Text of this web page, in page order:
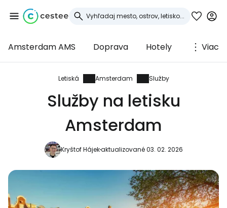
Amsterdam AMS Doprava Hotely Viac
Letiská Amsterdam Služby
Služby na letisku
Amsterdam
Kryštof Hájekaktualizované 03. 02. 2026
Prihláste sa do
služby Cestee
... celosvetovej komunity cestovateľov
Pokračovať na Facebooku